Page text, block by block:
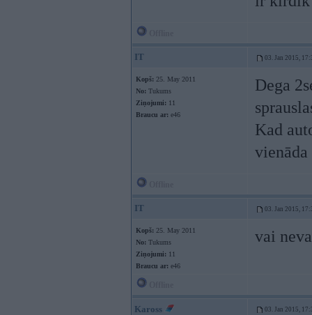
IT 03. Jan 2015,
Kopš: 25. May 2011
No: Tukums
Ziņojumi: 11
Braucu ar: e46
Dega
Kad
IT 03. Jan 2015,
Kopš: 25. May 2011
No: Tukums
Ziņojumi: 11
Braucu ar: e46
vai
Kaross 03. Jan 2015,